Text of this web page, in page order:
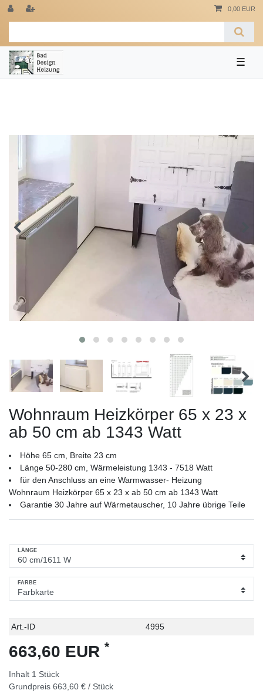
0,00 EUR
☰
Wohnraum Heizkörper 65 x 23 x
ab 50 cm ab 1343 Watt
Höhe 65 cm, Breite 23 cm
Länge 50-280 cm, Wärmeleistung 1343 - 7518 Watt
für den Anschluss an eine Warmwasser- Heizung
Wohnraum Heizkörper 65 x 23 x ab 50 cm ab 1343 Watt
Garantie 30 Jahre auf Wärmetauscher, 10 Jahre übrige Teile
LÄNGE
FARBE
Technisches
Wert
Art.-ID 4995
663,60 EUR *
Inhalt 1 Stück
Grundpreis 663,60 € / Stück